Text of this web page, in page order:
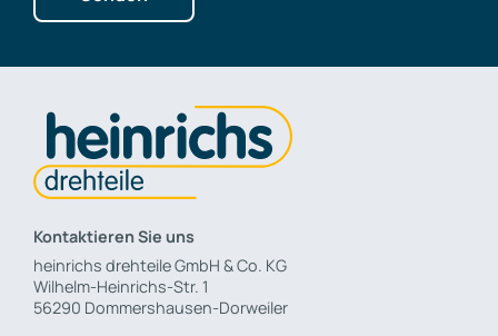
Kontaktieren Sie uns
heinrichs drehteile GmbH & Co. KG
Wilhelm-Heinrichs-Str. 1
56290 Dommershausen-Dorweiler